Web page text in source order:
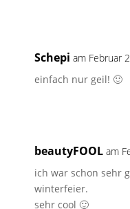
Schepi am Februar
einfach nur geil! 🙂
beautyFOOL am
ich war schon sehr
winterfeier.
sehr cool 🙂